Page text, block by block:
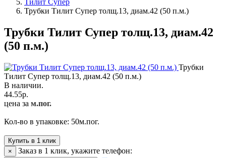
Тилит Супер
Трубки Тилит Супер толщ.13, диам.42 (50 п.м.)
Трубки Тилит Супер толщ.13, диам.42
(50 п.м.)
Трубки
Тилит Супер толщ.13, диам.42 (50 п.м.)
В наличии.
44.55р.
цена за м.пог.
Кол-во в упаковке: 50м.пог.
Купить в 1 клик
×
Заказ в 1 клик, укажите телефон: